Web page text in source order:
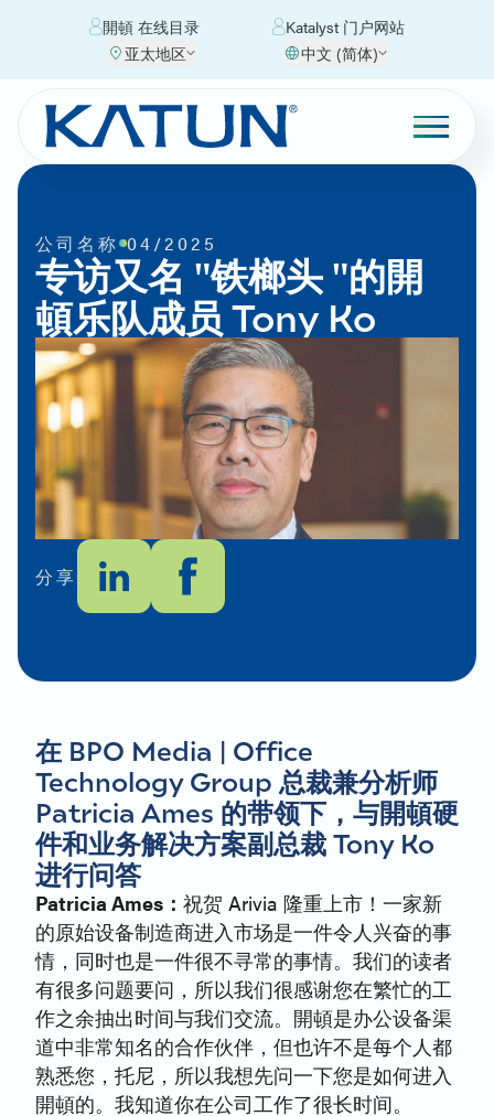
開頓 在线目录
Katalyst 门户网站
亚太地区
中文 (简体)
公司名称 04/2025
专访又名 "铁榔头 "的開
頓乐队成员 Tony Ko
分享
在 BPO Media | Office
Technology Group 总裁兼分析师
Patricia Ames 的带领下，与開頓硬
件和业务解决方案副总裁 Tony Ko
进行问答
Patricia Ames： 祝贺 Arivia 隆重上市！一家新
的原始设备制造商进入市场是一件令人兴奋的事
情，同时也是一件很不寻常的事情。我们的读者
有很多问题要问，所以我们很感谢您在繁忙的工
作之余抽出时间与我们交流。開頓是办公设备渠
道中非常知名的合作伙伴，但也许不是每个人都
熟悉您，托尼，所以我想先问一下您是如何进入
開頓的。我知道你在公司工作了很长时间。